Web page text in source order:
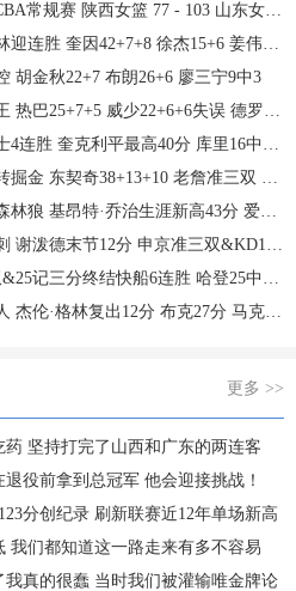
赛 陕西女篮 77 - 103 山东女篮 全场集锦
胜 奎因42+7+8 徐杰15+6 姜伟泽27分
胡金秋22+7 布朗26+6 廖三宁9中3
威少22+6+6失误 德罗赞两度引冲突
奎克利平最高40分 库里16中6 库明加20分
契奇38+13+10 老詹准三双 穆雷下半场2分
基昂特·乔治生涯新高43分 爱德华兹38+8
末节12分 申京准三双&KD18+7 文班21中5
分终结快船6连胜 哈登25中9 科林斯23分
·格林复出12分 布克27分 马克西25中7
更多 >>
坚持打完了山西和广东的两连客
役前拿到总冠军 他会迎接挑战！
分创纪录 刷新联赛近12年单场新高
我们都知道这一路走来有多不容易
真的很蠢 当时我们被灌输唯金牌论